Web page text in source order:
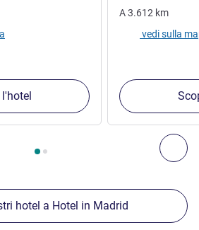
ulteriori strutture nelle vicinanze
ulteriori strutture nelle vicinanze 1 :,
A3.612 km
vedi sulla
hotel a Hotel in Madrid